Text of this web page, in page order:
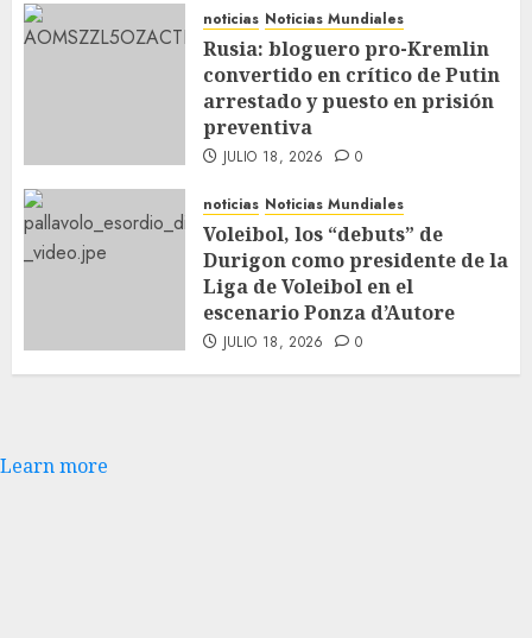
noticias Noticias Mundiales
Rusia: bloguero pro-Kremlin
convertido en crítico de Putin
arrestado y puesto en prisión
preventiva
JULIO 18, 2026 0
noticias Noticias Mundiales
Voleibol, los “debuts” de
Durigon como presidente de la
Liga de Voleibol en el
escenario Ponza d’Autore
JULIO 18, 2026 0
Learn more